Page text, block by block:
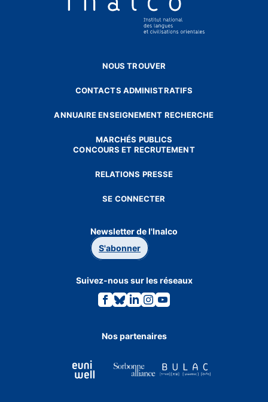
NOUS TROUVER
CONTACTS ADMINISTRATIFS
ANNUAIRE ENSEIGNEMENT RECHERCHE
MARCHÉS PUBLICS
CONCOURS ET RECRUTEMENT
RELATIONS PRESSE
SE CONNECTER
Newsletter de l'Inalco
S'abonner
Suivez-nous sur les réseaux
Lien
vers
Facebook.
Lien
vers
Bluesky.
Lien
vers
Linkedin.
Lien
vers
Instagram.
Lien
vers
Youtube.
Nos partenaires